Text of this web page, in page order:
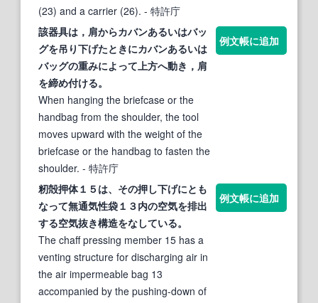
(23) and a carrier (26). - 特許庁
該器具は，肩からカバンあるいはバッ
グを吊り下げたときにカバンあるいは
バッグの重みによって上方へ動き，肩
を締め付ける。
When hanging the briefcase or the
handbag from the shoulder, the tool
moves upward with the weight of the
briefcase or the handbag to fasten the
shoulder. - 特許庁
例文帳に追加
籾殻押体１５は、その押し下げにとも
なって無通気性袋１３内の空気を排出
する空気抜き構造をなしている。
The chaff pressing member 15 has a
venting structure for discharging air in
the air impermeable bag 13
accompanied by the pushing-down of
例文帳に追加